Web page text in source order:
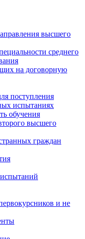
высшего
среднего
на договорную
поступления
испытаниях
обучения
высшего
граждан
и не